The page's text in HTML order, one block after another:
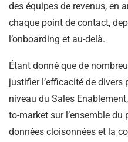
des équipes de revenus, en
chaque point de contact,
l’onboarding et au-delà.
Étant donné que de
justifier l’efficacité de
niveau du Sales
to-market sur l’ensemble du
données cloisonnées et la